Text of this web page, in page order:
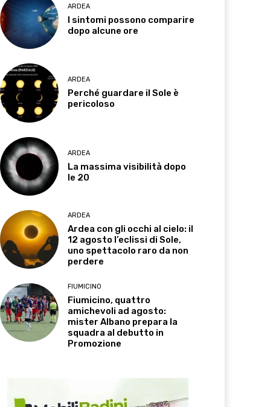
ARDEA
I sintomi possono comparire
dopo alcune ore
ARDEA
Perché guardare il Sole è
pericoloso
ARDEA
La massima visibilità dopo
le 20
ARDEA
Ardea con gli occhi al cielo: il
12 agosto l’eclissi di Sole,
uno spettacolo raro da non
perdere
FIUMICINO
Fiumicino, quattro
amichevoli ad agosto:
mister Albano prepara la
squadra al debutto in
Promozione